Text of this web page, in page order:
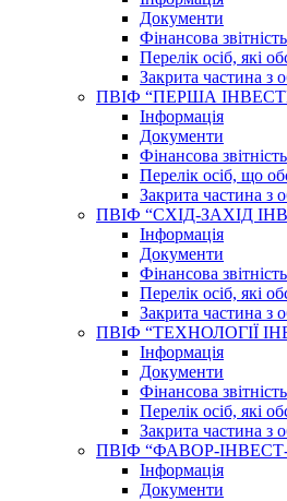
Документи
Фінансова звітність
Перелік осіб, які
Закрита частина з
ПВІФ “ПЕРША
Інформація
Документи
Фінансова звітність
Перелік осіб, що
Закрита частина з
ПВІФ “СХІД-ЗАХІД
Інформація
Документи
Фінансова звітність
Перелік осіб, які
Закрита частина з
ПВІФ “ТЕХНОЛОГІЇ
Інформація
Документи
Фінансова звітність
Перелік осіб, які
Закрита частина з
ПВІФ “ФАВОР-
Інформація
Документи